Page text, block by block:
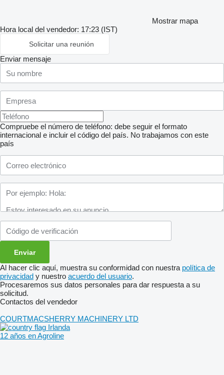
Mostrar mapa
Hora local del vendedor: 17:23 (IST)
Solicitar una reunión
Enviar mensaje
Compruebe el número de teléfono: debe seguir el formato
internacional e incluir el código del país. No trabajamos con este
país
Al hacer clic aquí, muestra su conformidad con nuestra política de
privacidad y nuestro acuerdo del usuario.
Procesaremos sus datos personales para dar respuesta a su
solicitud.
Contactos del vendedor
COURTMACSHERRY MACHINERY LTD
Irlanda
12 años en Agroline